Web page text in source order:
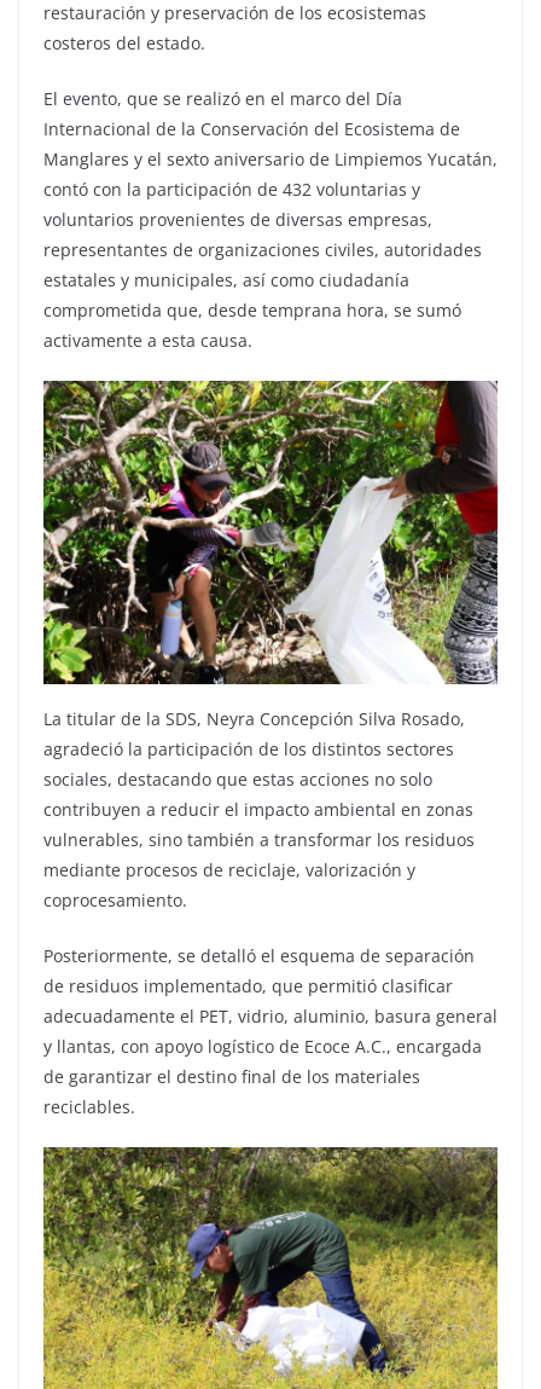
restauración y preservación de los ecosistemas
costeros del estado.
El evento, que se realizó en el marco del Día
Internacional de la Conservación del Ecosistema de
Manglares y el sexto aniversario de Limpiemos Yucatán,
contó con la participación de 432 voluntarias y
voluntarios provenientes de diversas empresas,
representantes de organizaciones civiles, autoridades
estatales y municipales, así como ciudadanía
comprometida que, desde temprana hora, se sumó
activamente a esta causa.
La titular de la SDS, Neyra Concepción Silva Rosado,
agradeció la participación de los distintos sectores
sociales, destacando que estas acciones no solo
contribuyen a reducir el impacto ambiental en zonas
vulnerables, sino también a transformar los residuos
mediante procesos de reciclaje, valorización y
coprocesamiento.
Posteriormente, se detalló el esquema de separación
de residuos implementado, que permitió clasificar
adecuadamente el PET, vidrio, aluminio, basura general
y llantas, con apoyo logístico de Ecoce A.C., encargada
de garantizar el destino final de los materiales
reciclables.